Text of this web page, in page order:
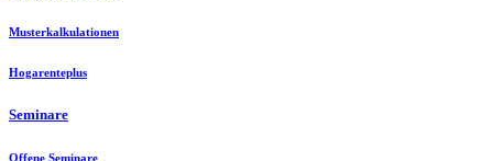
Musterkalkulationen
Hogarenteplus
Seminare
Offene Seminare